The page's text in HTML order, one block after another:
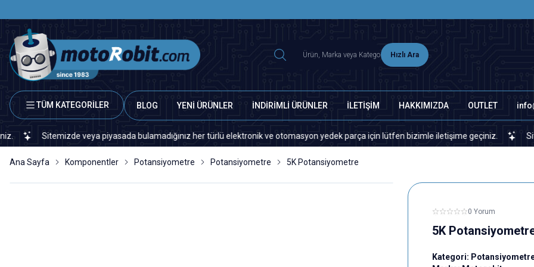
Hızlı Ara
TÜM KATEGORİLER BLOG YENİ ÜRÜNLER İNDİRİMLİ ÜRÜNLER İLETİŞİM HAKKIMIZDA OUTLET
Sitemizde veya piyasada bulamadığınız her türlü elektronik ve otomasyon yedek parça için lütfen bizimle iletişime geçiniz.
Ana Sayfa Komponentler Potansiyometre Potansiyometre 5K Potansiyometre
0 Yorum
5K
Kategori: